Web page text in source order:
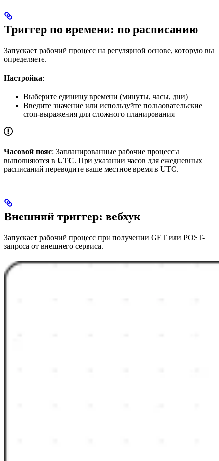
Триггер по времени: по расписанию
Запускает рабочий процесс на регулярной основе, которую вы
определяете.
Настройка:
Выберите единицу времени (минуты, часы, дни)
Введите значение или используйте пользовательские
cron-выражения для сложного планирования
Часовой пояс: Запланированные рабочие процессы
выполняются в UTC. При указании часов для ежедневных
расписаний переводите ваше местное время в UTC.
Внешний триггер: вебхук
Запускает рабочий процесс при получении GET или POST-
запроса от внешнего сервиса.